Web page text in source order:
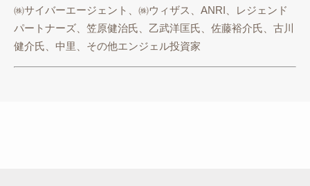
㈱サイバーエージェント、㈱ウィザス、ANRI、レジェンド
パートナーズ、笠原健治氏、乙武洋匡氏、佐藤裕介氏、古川
健介氏、中里、その他エンジェル投資家